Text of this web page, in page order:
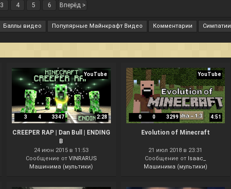
3 4 5 6 Вперёд >
Баллы видео Популярные Майнкрафт Видео Комментарии Симпатии
YouTube
3 4 3347 2:28
CREEPER RAP | Dan Bull | ENDING
B
24 июн 2015 в 11:53
Сообщение от VINRARUS
Машинима (мультики)
YouTube
0 0 3299 4:51
Evolution of Minecraft
21 июл 2018 в 23:31
Сообщение от Isaac_
Машинима (мультики)